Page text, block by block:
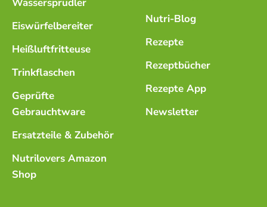
Wassersprudler
Eiswürfelbereiter
Heißluftfritteuse
Trinkflaschen
Geprüfte
Gebrauchtware
Ersatzteile & Zubehör
Nutrilovers Amazon
Shop
Nutri-Blog
Rezepte
Rezeptbücher
Rezepte App
Newsletter